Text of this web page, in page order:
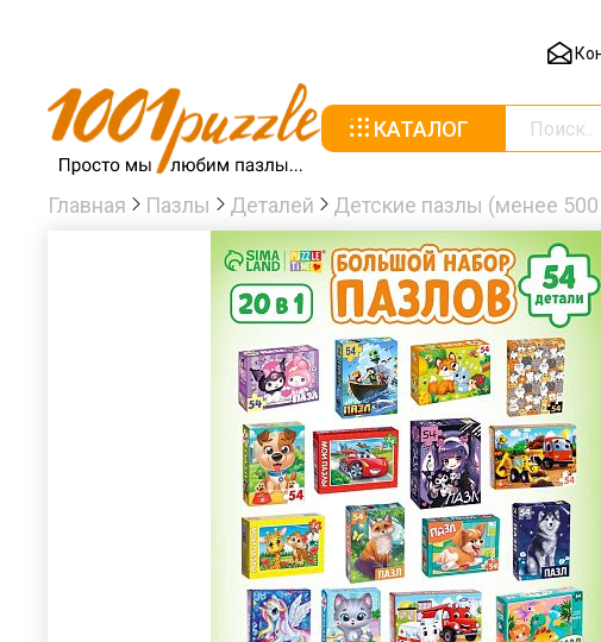
КАТАЛОГ
Главная Пазлы Деталей Детские пазлы (менее